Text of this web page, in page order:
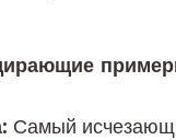
Самый